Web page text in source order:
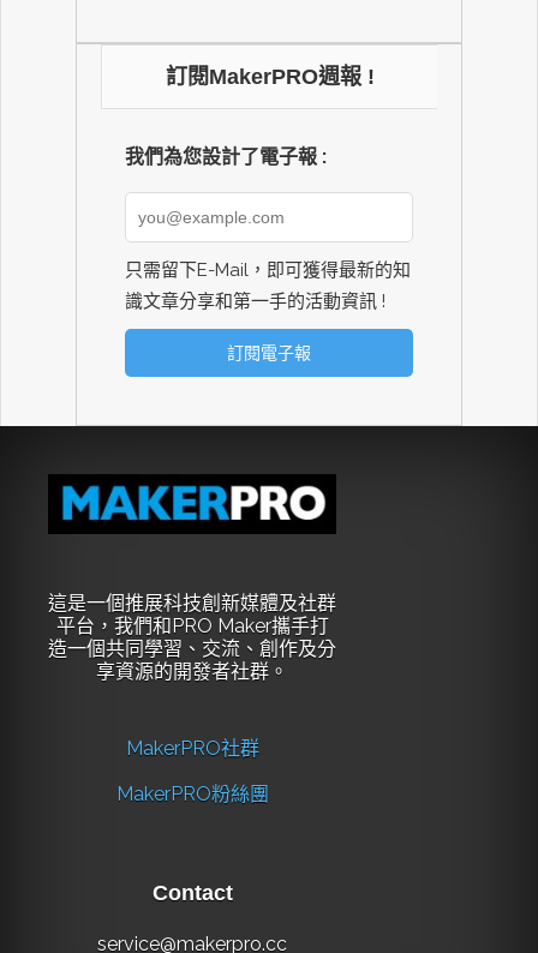
訂閱MakerPRO週報 !
我們為您設計了電子報 :
只需留下E-Mail，即可獲得最新的知
識文章分享和第一手的活動資訊 !
這是一個推展科技創新媒體及社群
平台，我們和PRO Maker攜手打
造一個共同學習、交流、創作及分
享資源的開發者社群。
MakerPRO社群
MakerPRO粉絲團
Contact
service@makerpro.cc